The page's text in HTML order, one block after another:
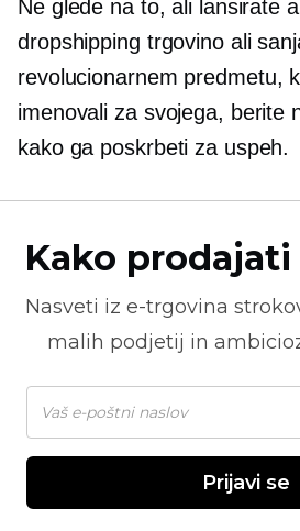
Ne glede na to, ali lansirate a
dropshipping trgovino ali
revolucionarnem predmetu,
imenovali za svojega, berite
kako ga poskrbeti za uspeh.
Kako
Nasveti iz e-trgovina
malih podjetij in
Prijavi se